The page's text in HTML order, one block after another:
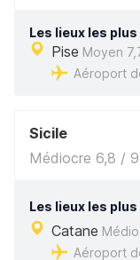
Les lieux les
Pise Moyen
Aéroport
Sicile
Médiocre 6,8 /
Les lieux les
Catane
Aéroport